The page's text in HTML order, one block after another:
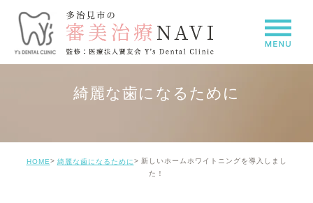
綺麗な歯になるために
HOME 綺麗な歯になるために
新しいホームホワイトニングを導入しまし
た！